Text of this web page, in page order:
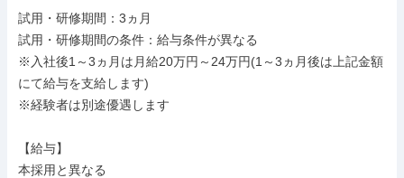
試用・研修期間：3ヵ月
試用・研修期間の条件：給与条件が異なる
※入社後1～3ヵ月は月給20万円～24万円(1～3ヵ月後は上記金額
にて給与を支給します)
※経験者は別途優遇します
【給与】
本採用と異なる